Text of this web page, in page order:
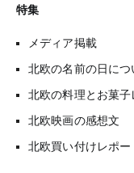
特集
メディア掲載
北欧の名前の日につ
北欧の料理とお菓子
北欧映画の感想文
北欧買い付けレポー